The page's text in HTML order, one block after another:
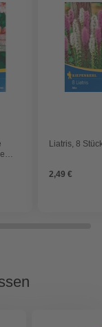
Liatris, 8
2,49 €